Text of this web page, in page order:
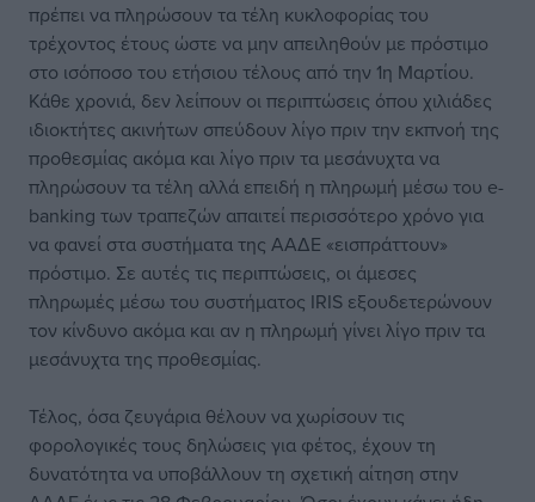
πρέπει να πληρώσουν τα τέλη κυκλοφορίας του
τρέχοντος έτους ώστε να μην απειληθούν με πρόστιμο
στο ισόποσο του ετήσιου τέλους από την 1η Μαρτίου.
Κάθε χρονιά, δεν λείπουν οι περιπτώσεις όπου χιλιάδες
ιδιοκτήτες ακινήτων σπεύδουν λίγο πριν την εκπνοή της
προθεσμίας ακόμα και λίγο πριν τα μεσάνυχτα να
πληρώσουν τα τέλη αλλά επειδή η πληρωμή μέσω του e-
banking των τραπεζών απαιτεί περισσότερο χρόνο για
να φανεί στα συστήματα της ΑΑΔΕ «εισπράττουν»
πρόστιμο. Σε αυτές τις περιπτώσεις, οι άμεσες
πληρωμές μέσω του συστήματος IRIS εξουδετερώνουν
τον κίνδυνο ακόμα και αν η πληρωμή γίνει λίγο πριν τα
μεσάνυχτα της προθεσμίας.
Τέλος, όσα ζευγάρια θέλουν να χωρίσουν τις
φορολογικές τους δηλώσεις για φέτος, έχουν τη
δυνατότητα να υποβάλλουν τη σχετική αίτηση στην